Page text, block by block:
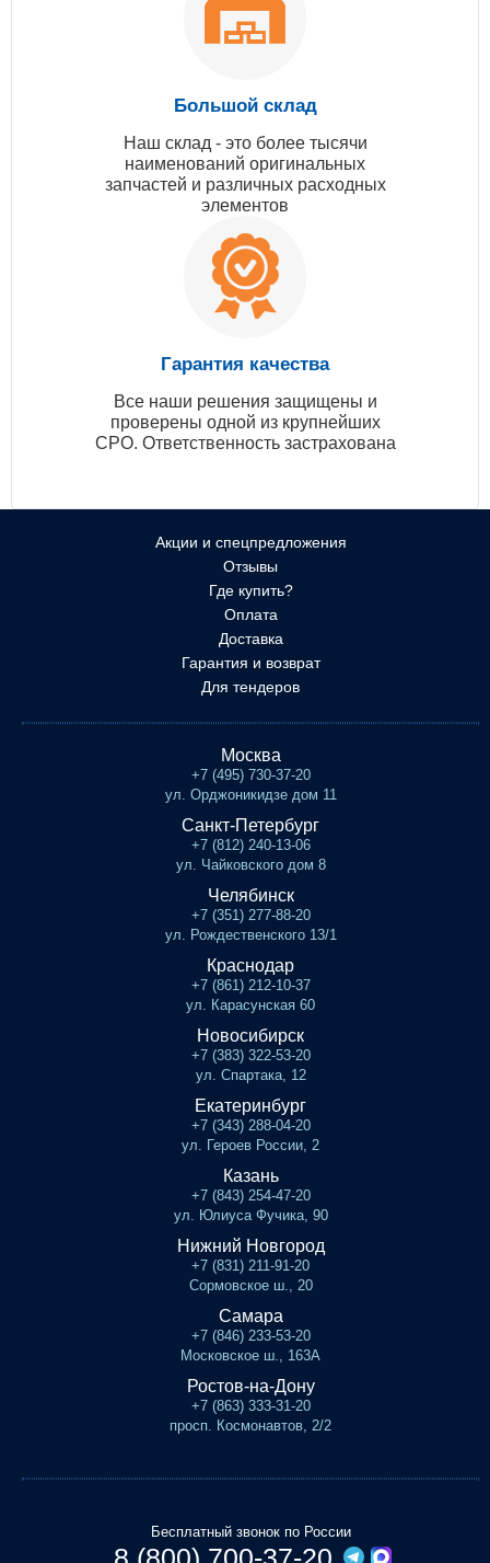
Большой склад
Наш склад - это более тысячи
наименований оригинальных
запчастей и различных расходных
элементов
Гарантия качества
Все наши решения защищены и
проверены одной из крупнейших
СРО. Ответственность застрахована
Акции и спецпредложения
Отзывы
Где купить?
Оплата
Доставка
Гарантия и возврат
Для тендеров
Москва
+7 (495) 730-37-20
ул. Орджоникидзе дом 11
Санкт-Петербург
+7 (812) 240-13-06
ул. Чайковского дом 8
Челябинск
+7 (351) 277-88-20
ул. Рождественского 13/1
Краснодар
+7 (861) 212-10-37
ул. Карасунская 60
Новосибирск
+7 (383) 322-53-20
ул. Спартака, 12
Екатеринбург
+7 (343) 288-04-20
ул. Героев России, 2
Казань
+7 (843) 254-47-20
ул. Юлиуса Фучика, 90
Нижний Новгород
+7 (831) 211-91-20
Сормовское ш., 20
Самара
+7 (846) 233-53-20
Московское ш., 163А
Ростов-на-Дону
+7 (863) 333-31-20
просп. Космонавтов, 2/2
Бесплатный звонок по России